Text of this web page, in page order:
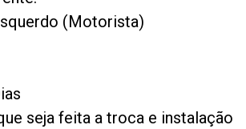
(Motorista)
seja feita a troca e instalação